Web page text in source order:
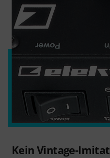
Kein Vintage-Imitat